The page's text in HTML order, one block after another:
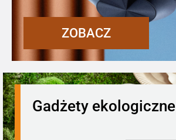
ZOBACZ
Gadżety ekologiczne